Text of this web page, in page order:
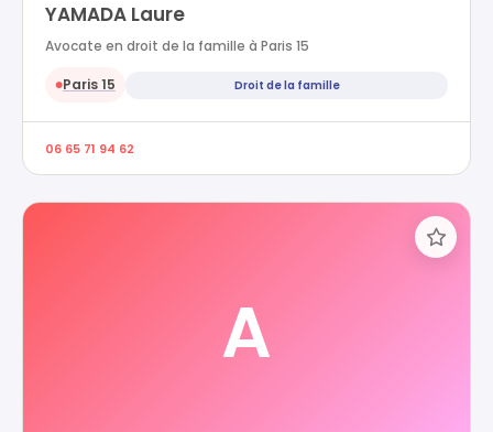
YAMADA Laure
Avocate en droit de la famille à Paris 15
●Paris 15 Droit de la famille
06 65 71 94 62
A